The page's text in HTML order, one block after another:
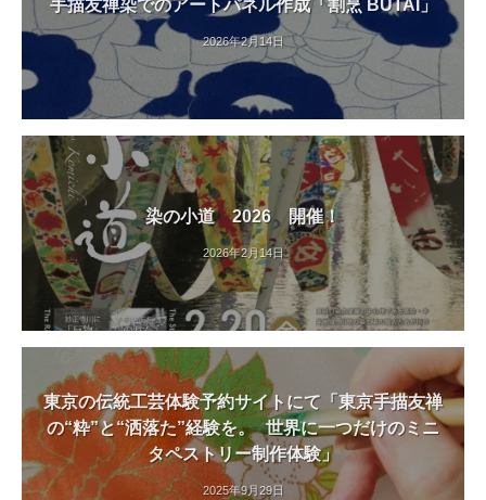
手描友禅染でのアートパネル作成「割烹 BUTAI」
2026年2月14日
染の小道 2026 開催！
2026年2月14日
東京の伝統工芸体験予約サイトにて「東京手描友禅
の“粋”と“洒落た”経験を。 世界に一つだけのミニ
タペストリー制作体験」
2025年9月29日